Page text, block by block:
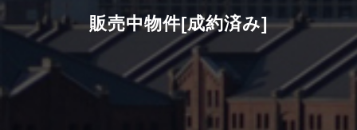
販売中物件[成約済み]